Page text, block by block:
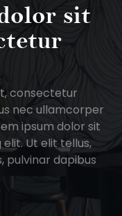
sit
consectetur
nec ullamcorper
ipsum dolor sit
Ut elit tellus,
pulvinar dapibus